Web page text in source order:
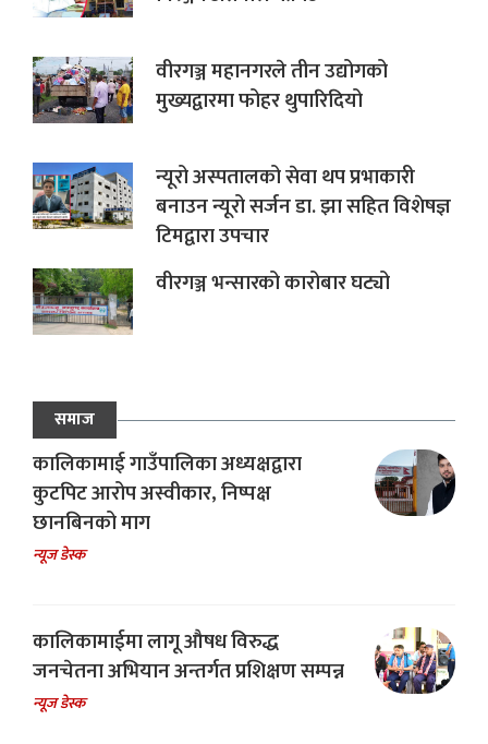
वीरगञ्ज महानगरले तीन उद्योगको
मुख्यद्वारमा फोहर थुपारिदियो
न्यूरो अस्पतालको सेवा थप प्रभाकारी
बनाउन न्यूरो सर्जन डा. झा सहित विशेषज्ञ
टिमद्वारा उपचार
वीरगञ्ज भन्सारको कारोबार घट्यो
समाज
कालिकामाई गाउँपालिका अध्यक्षद्वारा
कुटपिट आरोप अस्वीकार, निष्पक्ष
छानबिनको माग
न्यूज डेस्क
कालिकामाईमा लागू औषध विरुद्ध
जनचेतना अभियान अन्तर्गत प्रशिक्षण सम्पन्न
न्यूज डेस्क